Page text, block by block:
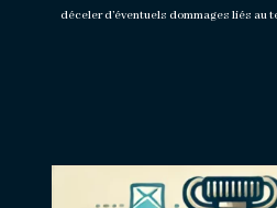
déceler d’éventuels dommages liés au